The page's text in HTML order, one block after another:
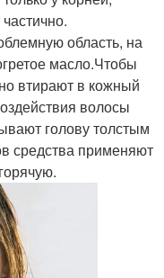
область, на
масло.Чтобы
втирают в кожный
волосы
голову толстым
средства применяют